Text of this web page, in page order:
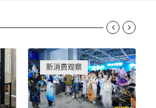
新消费观察
 